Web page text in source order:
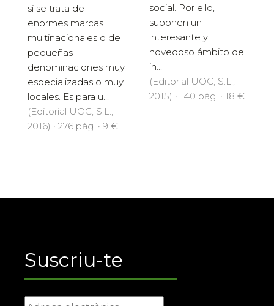
si se trata de
enormes marcas
multinacionales o de
pequeñas
denominaciones muy
especializadas o muy
locales. Es para u...
(Editorial UOC, S.L.,
2016) · 276 pàg. · 9 €
social. Por ello,
suponen un
interesante y
novedoso ámbito de
in...
(Editorial UOC, S.L.,
2015) · 140 pàg. · 18 €
Suscriu-te